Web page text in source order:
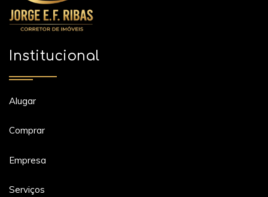
Institucional
Alugar
Comprar
Empresa
Serviços